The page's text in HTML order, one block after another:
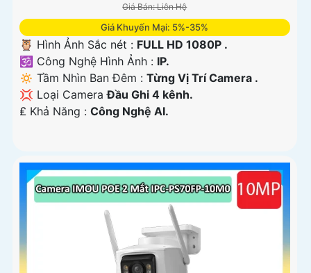
Giá Bán: Liên Hệ
Giá Khuyến Mại: 5%-35%
🦉 Hình Ảnh Sắc nét : FULL HD 1080P .
🕉️ Công Nghệ Hình Ảnh : IP.
🔅 Tầm Nhìn Ban Đêm : Từng Vị Trí Camera .
💢 Loại CameraĐầu Ghi 4 kênh.
️₤ Khả Năng : Công Nghệ AI.